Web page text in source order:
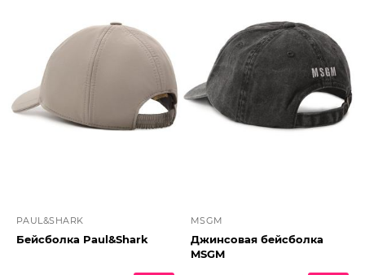
PAUL&SHARK
Бейсболка Paul&Shark
MSGM
Джинсовая бейсболка
MSGM